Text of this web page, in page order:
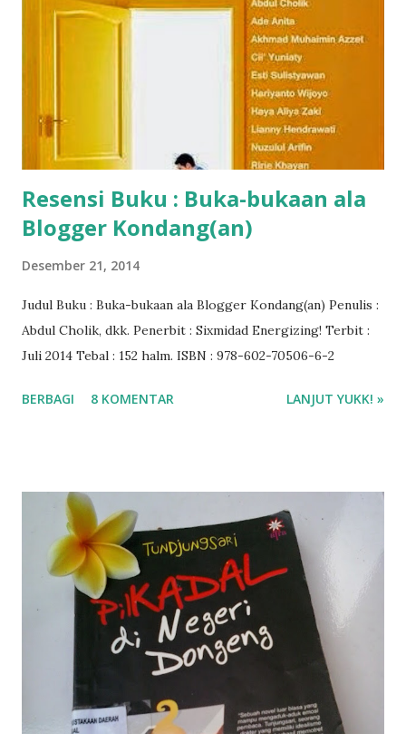
Resensi Buku : Buka-bukaan ala
Blogger Kondang(an)
Desember 21, 2014
Judul Buku : Buka-bukaan ala Blogger Kondang(an) Penulis :
Abdul Cholik, dkk. Penerbit : Sixmidad Energizing! Terbit :
Juli 2014 Tebal : 152 halm. ISBN : 978-602-70506-6-2
BERBAGI 8 KOMENTAR LANJUT YUKK! »